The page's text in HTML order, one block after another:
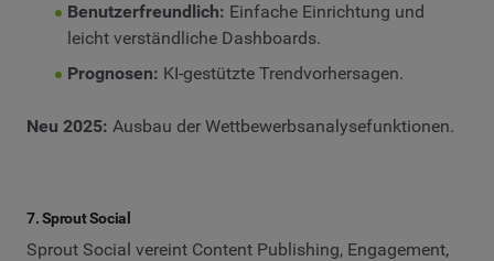
Benutzerfreundlich: Einfache Einrichtung und
leicht verständliche Dashboards.
Prognosen: KI-gestützte Trendvorhersagen.
Neu 2025: Ausbau der Wettbewerbsanalysefunktionen.
7. Sprout Social
Sprout Social vereint Content Publishing, Engagement,